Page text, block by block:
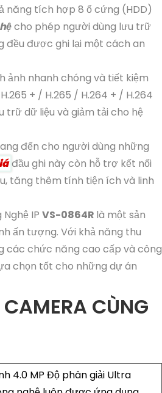
năng tích hợp 8 ổ cứng (HDD)
cho phép người dùng lưu trữ
đều được ghi lại một cách an
ảnh nhanh chóng và tiết kiệm
+ / H.265 / H.264 + / H.264
dữ liệu và giảm tải cho hệ
đến cho người dùng những
đầu ghi này còn hỗ trợ kết nối
tăng thêm tính tiện ích và linh
IP VS-0864R là một sản
ấn tượng. Với khả năng thu
các chức năng cao cấp và công
chọn tốt cho những dự án
CÙNG
4.0 MP Độ phân giải Ultra